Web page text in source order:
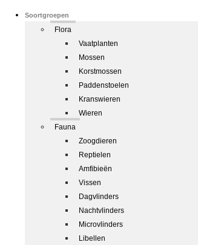
Soortgroepen
Flora
Vaatplanten
Mossen
Korstmossen
Paddenstoelen
Kranswieren
Wieren
Fauna
Zoogdieren
Reptielen
Amfibieën
Vissen
Dagvlinders
Nachtvlinders
Microvlinders
Libellen